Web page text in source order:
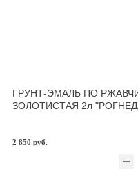
ГРУНТ-ЭМАЛЬ ПО
ЗОЛОТИСТАЯ 2л
2 850 руб.